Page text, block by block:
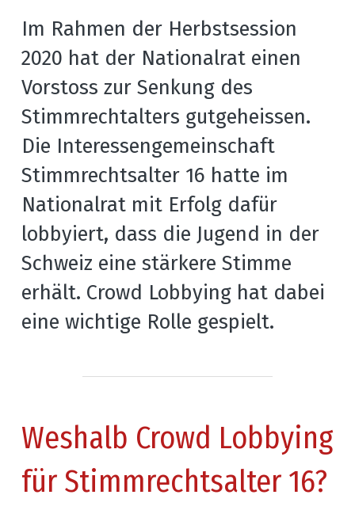
Im Rahmen der Herbstsession
2020 hat der Nationalrat einen
Vorstoss zur Senkung des
Stimmrechtalters gutgeheissen.
Die Interessengemeinschaft
Stimmrechtsalter 16 hatte im
Nationalrat mit Erfolg dafür
lobbyiert, dass die Jugend in der
Schweiz eine stärkere Stimme
erhält. Crowd Lobbying hat dabei
eine wichtige Rolle gespielt.
Weshalb Crowd Lobbying
für Stimmrechtsalter 16?